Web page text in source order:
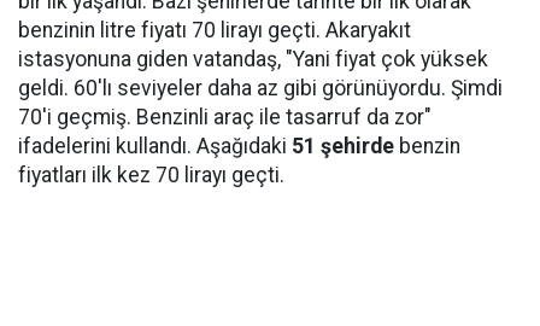
benzinin litre fiyatı 70 lirayı geçti. Akaryakıt
istasyonuna giden vatandaş, "Yani fiyat çok yüksek
geldi. 60'lı seviyeler daha az gibi görünüyordu. Şimdi
70'i geçmiş. Benzinli araç ile tasarruf da zor"
ifadelerini kullandı. Aşağıdaki 51 şehirde benzin
fiyatları ilk kez 70 lirayı geçti.